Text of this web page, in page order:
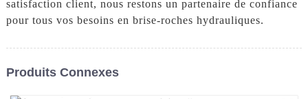
satisfaction client, nous restons un partenaire de confiance
pour tous vos besoins en brise-roches hydrauliques.
Produits Connexes